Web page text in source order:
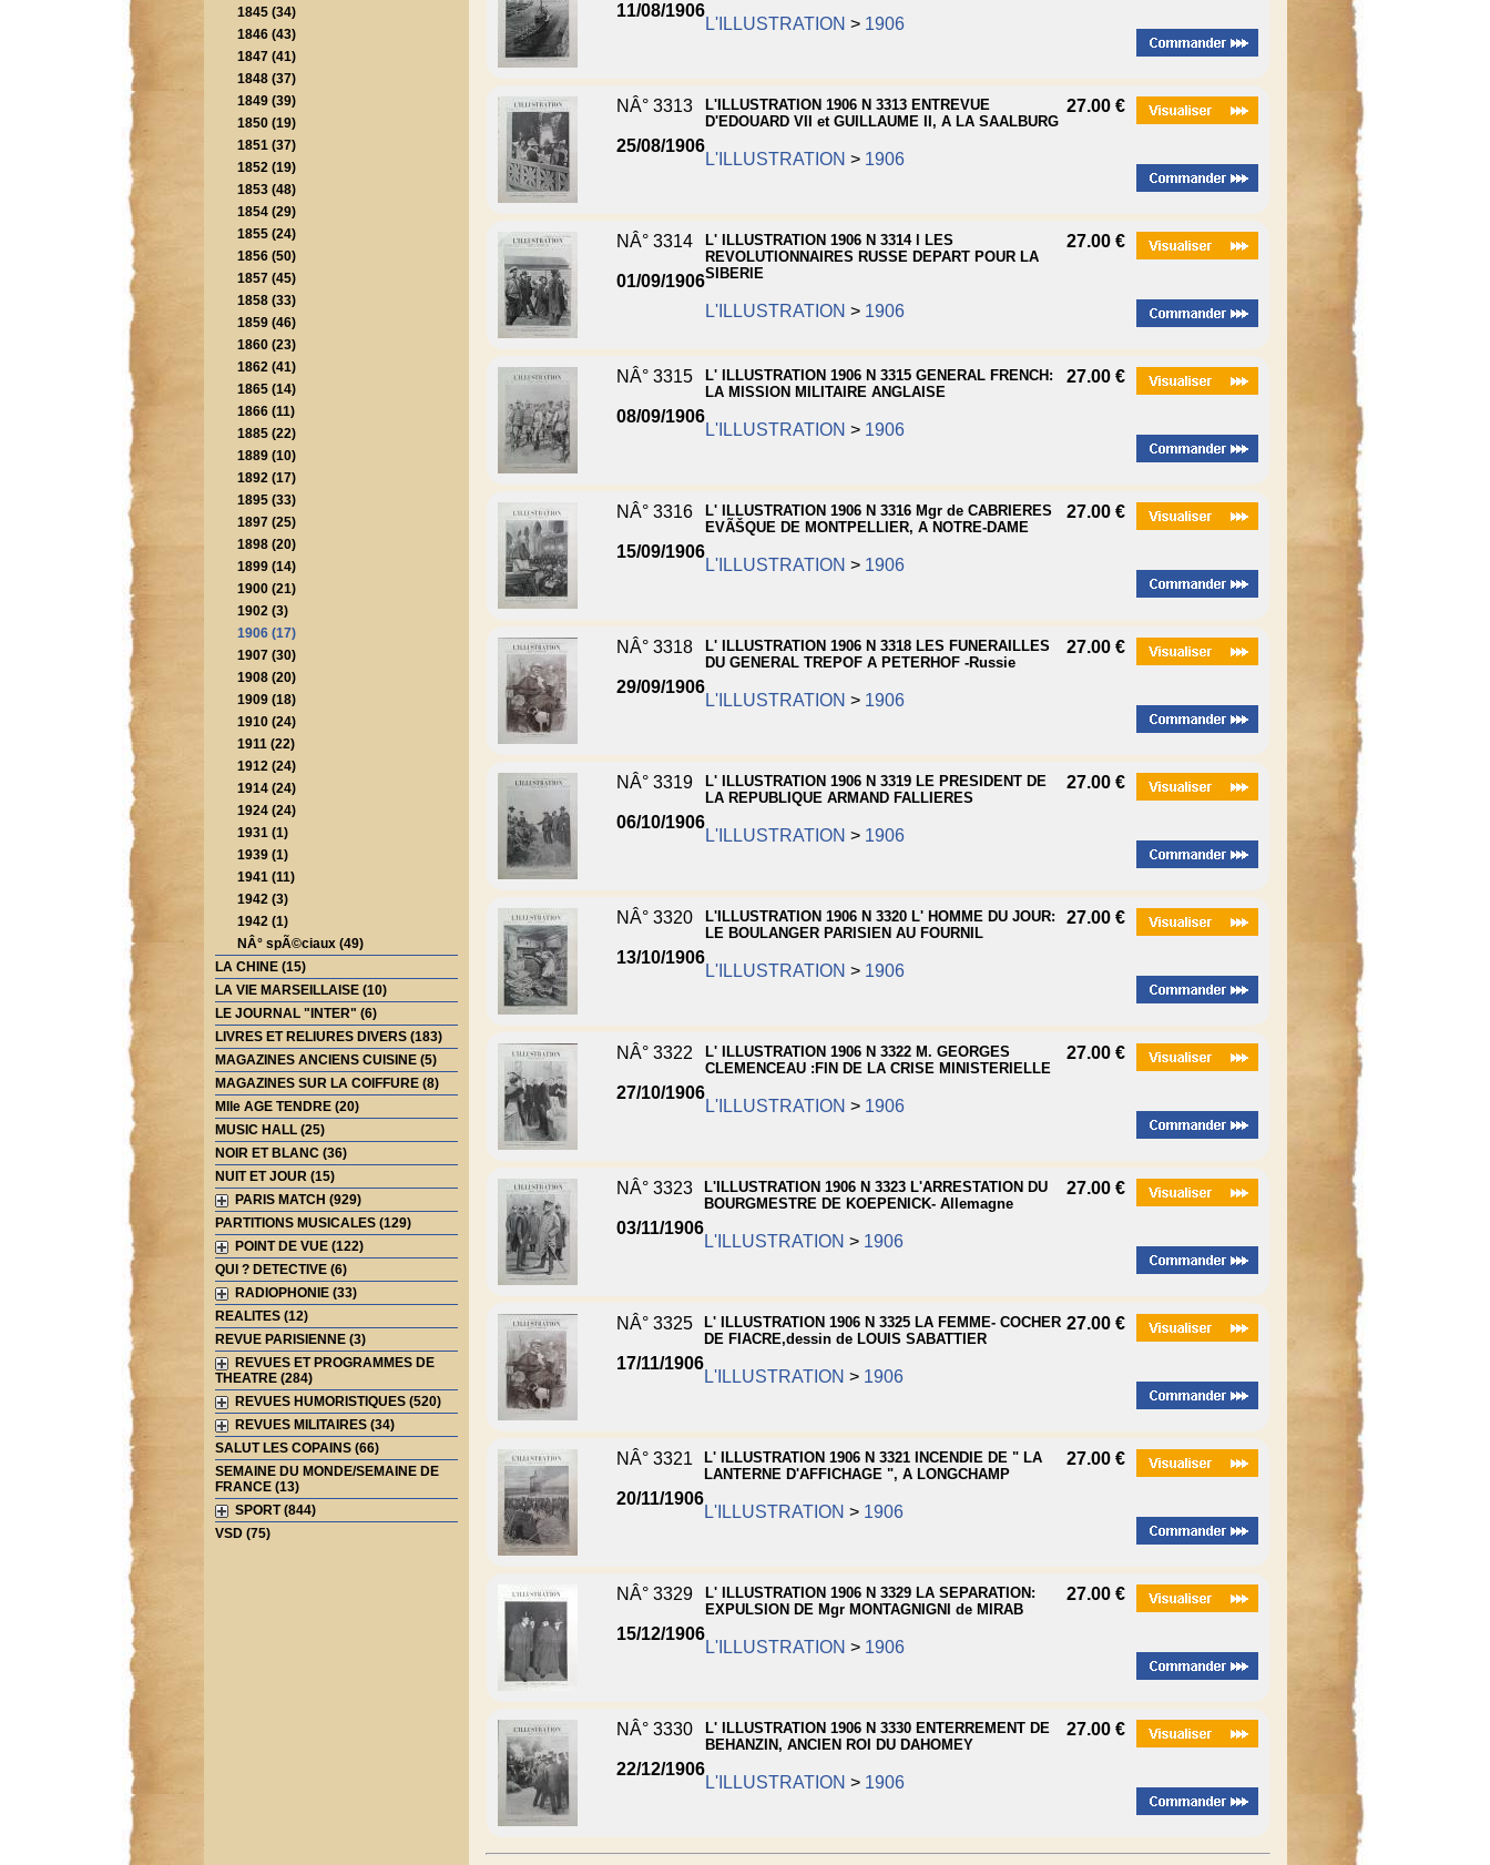
1845 (34)
1846 (43)
1847 (41)
1848 (37)
1849 (39)
1850 (19)
1851 (37)
1852 (19)
1853 (48)
1854 (29)
1855 (24)
1856 (50)
1857 (45)
1858 (33)
1859 (46)
1860 (23)
1862 (41)
1865 (14)
1866 (11)
1885 (22)
1889 (10)
1892 (17)
1895 (33)
1897 (25)
1898 (20)
1899 (14)
1900 (21)
1902 (3)
1906 (17)
1907 (30)
1908 (20)
1909 (18)
1910 (24)
1911 (22)
1912 (24)
1914 (24)
1924 (24)
1931 (1)
1939 (1)
1941 (11)
1942 (3)
1942 (1)
NÂ° spÃ©ciaux (49)
LA CHINE (15)
LA VIE MARSEILLAISE (10)
LE JOURNAL "INTER" (6)
LIVRES ET RELIURES DIVERS (183)
MAGAZINES ANCIENS CUISINE (5)
MAGAZINES SUR LA COIFFURE (8)
Mlle AGE TENDRE (20)
MUSIC HALL (25)
NOIR ET BLANC (36)
NUIT ET JOUR (15)
PARIS MATCH (929)
PARTITIONS MUSICALES (129)
POINT DE VUE (122)
QUI ? DETECTIVE (6)
RADIOPHONIE (33)
REALITES (12)
REVUE PARISIENNE (3)
REVUES ET PROGRAMMES DE
THEATRE (284)
REVUES HUMORISTIQUES (520)
REVUES MILITAIRES (34)
SALUT LES COPAINS (66)
SEMAINE DU MONDE/SEMAINE DE
FRANCE (13)
SPORT (844)
VSD (75)
11/08/1906
L'ILLUSTRATION > 1906
NÂ° 3313
25/08/1906
L'ILLUSTRATION 1906 N 3313 ENTREVUE
D'EDOUARD VII et GUILLAUME II, A LA SAALBURG
L'ILLUSTRATION > 1906
27.00 €
NÂ° 3314
01/09/1906
L' ILLUSTRATION 1906 N 3314 l LES
REVOLUTIONNAIRES RUSSE DEPART POUR LA
SIBERIE
L'ILLUSTRATION > 1906
27.00 €
NÂ° 3315
08/09/1906
L' ILLUSTRATION 1906 N 3315 GENERAL FRENCH:
LA MISSION MILITAIRE ANGLAISE
L'ILLUSTRATION > 1906
27.00 €
NÂ° 3316
15/09/1906
L' ILLUSTRATION 1906 N 3316 Mgr de CABRIERES
EVÃŠQUE DE MONTPELLIER, A NOTRE-DAME
L'ILLUSTRATION > 1906
27.00 €
NÂ° 3318
29/09/1906
L' ILLUSTRATION 1906 N 3318 LES FUNERAILLES
DU GENERAL TREPOF A PETERHOF -Russie
L'ILLUSTRATION > 1906
27.00 €
NÂ° 3319
06/10/1906
L' ILLUSTRATION 1906 N 3319 LE PRESIDENT DE
LA REPUBLIQUE ARMAND FALLIERES
L'ILLUSTRATION > 1906
27.00 €
NÂ° 3320
13/10/1906
L'ILLUSTRATION 1906 N 3320 L' HOMME DU JOUR:
LE BOULANGER PARISIEN AU FOURNIL
L'ILLUSTRATION > 1906
27.00 €
NÂ° 3322
27/10/1906
L' ILLUSTRATION 1906 N 3322 M. GEORGES
CLEMENCEAU :FIN DE LA CRISE MINISTERIELLE
L'ILLUSTRATION > 1906
27.00 €
NÂ° 3323
03/11/1906
L'ILLUSTRATION 1906 N 3323 L'ARRESTATION DU
BOURGMESTRE DE KOEPENICK- Allemagne
L'ILLUSTRATION > 1906
27.00 €
NÂ° 3325
17/11/1906
L' ILLUSTRATION 1906 N 3325 LA FEMME- COCHER
DE FIACRE,dessin de LOUIS SABATTIER
L'ILLUSTRATION > 1906
27.00 €
NÂ° 3321
20/11/1906
L' ILLUSTRATION 1906 N 3321 INCENDIE DE " LA
LANTERNE D'AFFICHAGE ", A LONGCHAMP
L'ILLUSTRATION > 1906
27.00 €
NÂ° 3329
15/12/1906
L' ILLUSTRATION 1906 N 3329 LA SEPARATION:
EXPULSION DE Mgr MONTAGNIGNI de MIRAB
L'ILLUSTRATION > 1906
27.00 €
NÂ° 3330
22/12/1906
L' ILLUSTRATION 1906 N 3330 ENTERREMENT DE
BEHANZIN, ANCIEN ROI DU DAHOMEY
L'ILLUSTRATION > 1906
27.00 €